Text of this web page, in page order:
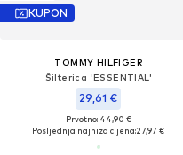
KUPON
TOMMY HILFIGER
Šilterica 'ESSENTIAL'
29,61 €
Prvotno: 44,90 €
Posljednja najniža cijena:27,97 €